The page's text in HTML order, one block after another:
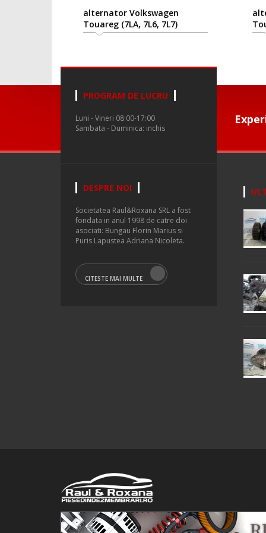
alternator Volkswagen
Touareg (7LA, 7L6, 7L7)
2002/10-2010/05
PROGRAM DE LUCRU
Luni - Vineri 08:00-17:00
Sambata - Duminica: inchis
DESPRE NOI
Societatea Raul&Roxana SRL a fost
fondata in anul 1998 de catre doi
asociati: Bungau Florin Marius si
Puris Lapustea Adriana Nicoleta.
CITESTE MAI MULTE
© 2016 Raul&Roxana SRL. Toate drepturile rezervate.